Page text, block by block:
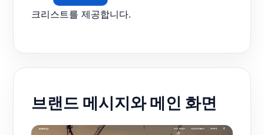
크리스트를 제공합니다.
브랜드 메시지와 메인 화면